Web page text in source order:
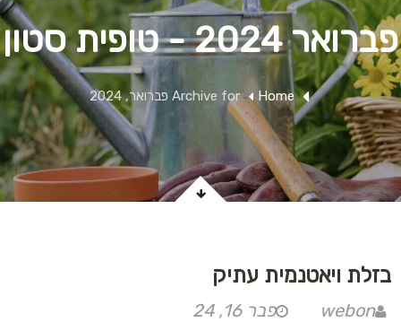
פברואר 2024 - טופית סטון
Home Archive for פברואר, 2024
בזלת ויאטנמית עתיק
webon
פבר 16, 24